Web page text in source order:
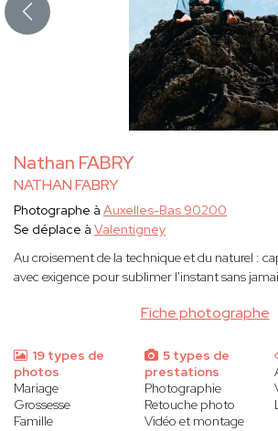
Nathan FABRY
NATHAN FABRY
Fiche photographe
Photographe à Auxelles-Bas 90200
Se déplace à Valentigney
Au croisement de la technique et du naturel :
avec exigence pour sublimer l'instant sans
19 types de
photos
Mariage
Grossesse
Famille
5 types de
prestations
Photographie
Retouche photo
Vidéo et montage